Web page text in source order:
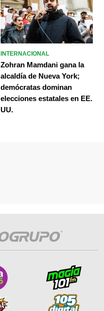
INTERNACIONAL
Zohran Mamdani gana la
alcaldía de Nueva York;
demócratas dominan
elecciones estatales en EE.
UU.